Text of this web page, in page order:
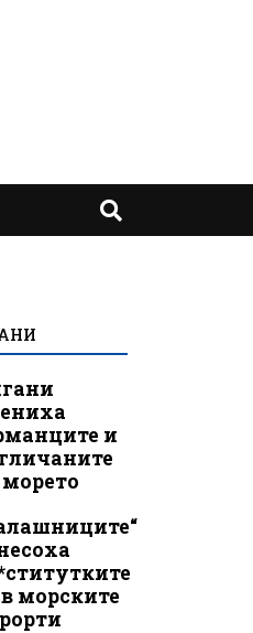
и
морските